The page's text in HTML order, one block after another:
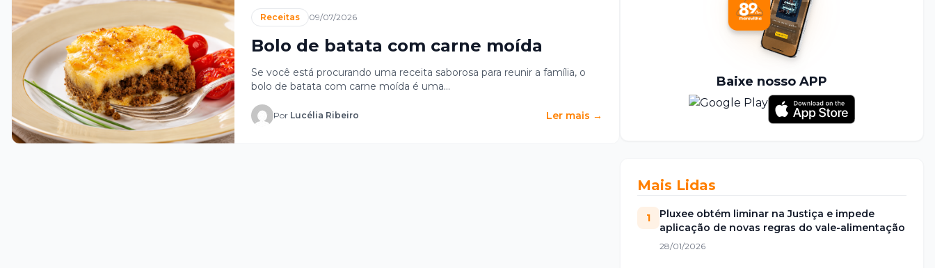
Receitas 09/07/2026
Bolo de batata com carne moída
Se você está procurando uma receita saborosa para reunir a família, o
bolo de batata com carne moída é uma...
Por Lucélia Ribeiro Ler mais →
Baixe nosso APP
Mais Lidas
1
Pluxee obtém liminar na Justiça e impede
aplicação de novas regras do vale-alimentação
28/01/2026